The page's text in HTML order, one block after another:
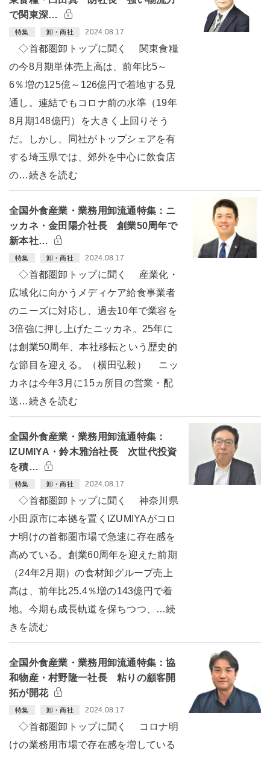
で関東深…
特集 卸・商社 2024.08.17
◇首都圏卸トップに聞く 関東食糧
の今8月期単体売上高は、前年比5～
6％増の125億～126億円で着地する見
通し。連結でもコロナ前の水準（19年
8月期148億円）を大きく上回りそう
だ。しかし、同社がトップシェアを有
する埼玉県では、郊外を中心に飲食店
の…続きを読む
全国外食産業・業務用卸流通特集：ニ
ッカネ・金田陽介社長 創業50周年で
新本社…
特集 卸・商社 2024.08.17
◇首都圏卸トップに聞く 産業化・
広域化に向かうメディケア給食事業者
のニーズに対応し、過去10年で業容を
3倍強に押し上げたニッカネ。25年に
は創業50周年、本社移転という歴史的
な節目を迎える。（横田弘毅） ニッ
カネは今年3月に15ヵ所目の営業・配
送…続きを読む
全国外食産業・業務用卸流通特集：
IZUMIYA・鈴木雅治社長 次世代投資
を積…
特集 卸・商社 2024.08.17
◇首都圏卸トップに聞く 神奈川県
小田原市に本拠を置くIZUMIYAがコロ
ナ明けの首都圏市場で急速に存在感を
高めている。創業60周年を迎えた前期
（24年2月期）の食材卸グループ売上
高は、前年比25.4％増の143億円で着
地。今期も成長軌道を保ちつつ、…続
きを読む
全国外食産業・業務用卸流通特集：協
和物産・村野隆一社長 粘りの顧客開
拓が開花
特集 卸・商社 2024.08.17
◇首都圏卸トップに聞く コロナ明
けの業務用市場で存在感を増している